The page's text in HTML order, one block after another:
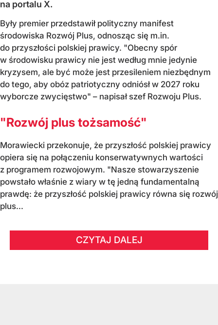
na portalu X.
Były premier przedstawił polityczny manifest
środowiska Rozwój Plus, odnosząc się m.in.
do przyszłości polskiej prawicy. "Obecny spór
w środowisku prawicy nie jest według mnie jedynie
kryzysem, ale być może jest przesileniem niezbędnym
do tego, aby obóz patriotyczny odniósł w 2027 roku
wyborcze zwycięstwo" – napisał szef Rozwoju Plus.
"Rozwój plus tożsamość"
Morawiecki przekonuje, że przyszłość polskiej prawicy
opiera się na połączeniu konserwatywnych wartości
z programem rozwojowym. "Nasze stowarzyszenie
powstało właśnie z wiary w tę jedną fundamentalną
prawdę: że przyszłość polskiej prawicy równa się rozwój
plus...
CZYTAJ DALEJ